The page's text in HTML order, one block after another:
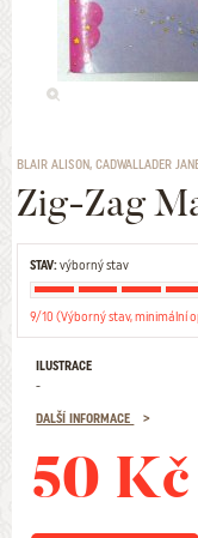
BLAIR ALISON, CADWALLADER
Zig-Zag
STAV:výborný stav
9/10 (Výborný stav, minimální
ILUSTRACE
-
DALŠÍ INFORMACE
50 Kč